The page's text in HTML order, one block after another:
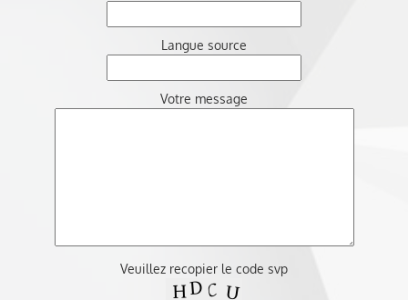
Langue source
Votre message
Veuillez recopier le code svp